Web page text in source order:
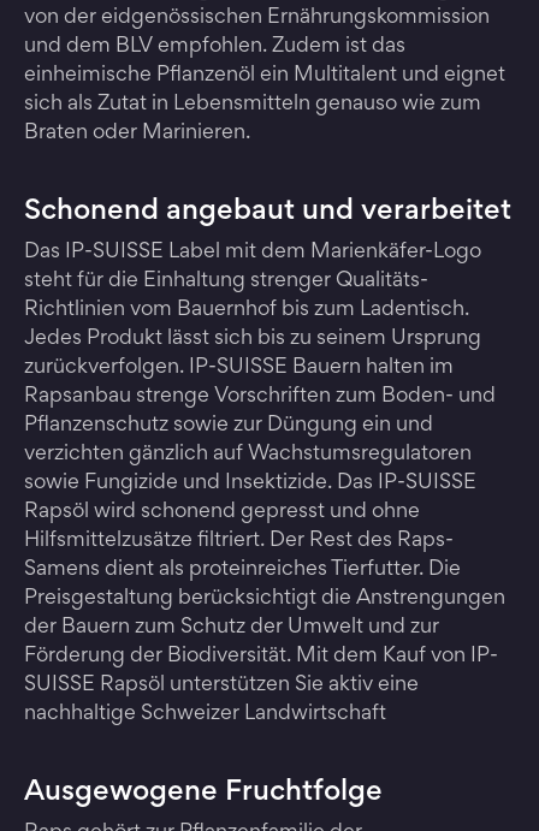
von der eidgenössischen Ernährungskommission
und dem BLV empfohlen. Zudem ist das
einheimische Pflanzenöl ein Multitalent und eignet
sich als Zutat in Lebensmitteln genauso wie zum
Braten oder Marinieren.
Schonend angebaut und verarbeitet
Das IP-SUISSE Label mit dem Marienkäfer-Logo
steht für die Einhaltung strenger Qualitäts-
Richtlinien vom Bauernhof bis zum Ladentisch.
Jedes Produkt lässt sich bis zu seinem Ursprung
zurückverfolgen. IP-SUISSE Bauern halten im
Rapsanbau strenge Vorschriften zum Boden- und
Pflanzenschutz sowie zur Düngung ein und
verzichten gänzlich auf Wachstumsregulatoren
sowie Fungizide und Insektizide. Das IP-SUISSE
Rapsöl wird schonend gepresst und ohne
Hilfsmittelzusätze filtriert. Der Rest des Raps-
Samens dient als proteinreiches Tierfutter. Die
Preisgestaltung berücksichtigt die Anstrengungen
der Bauern zum Schutz der Umwelt und zur
Förderung der Biodiversität. Mit dem Kauf von IP-
SUISSE Rapsöl unterstützen Sie aktiv eine
nachhaltige Schweizer Landwirtschaft
Ausgewogene Fruchtfolge